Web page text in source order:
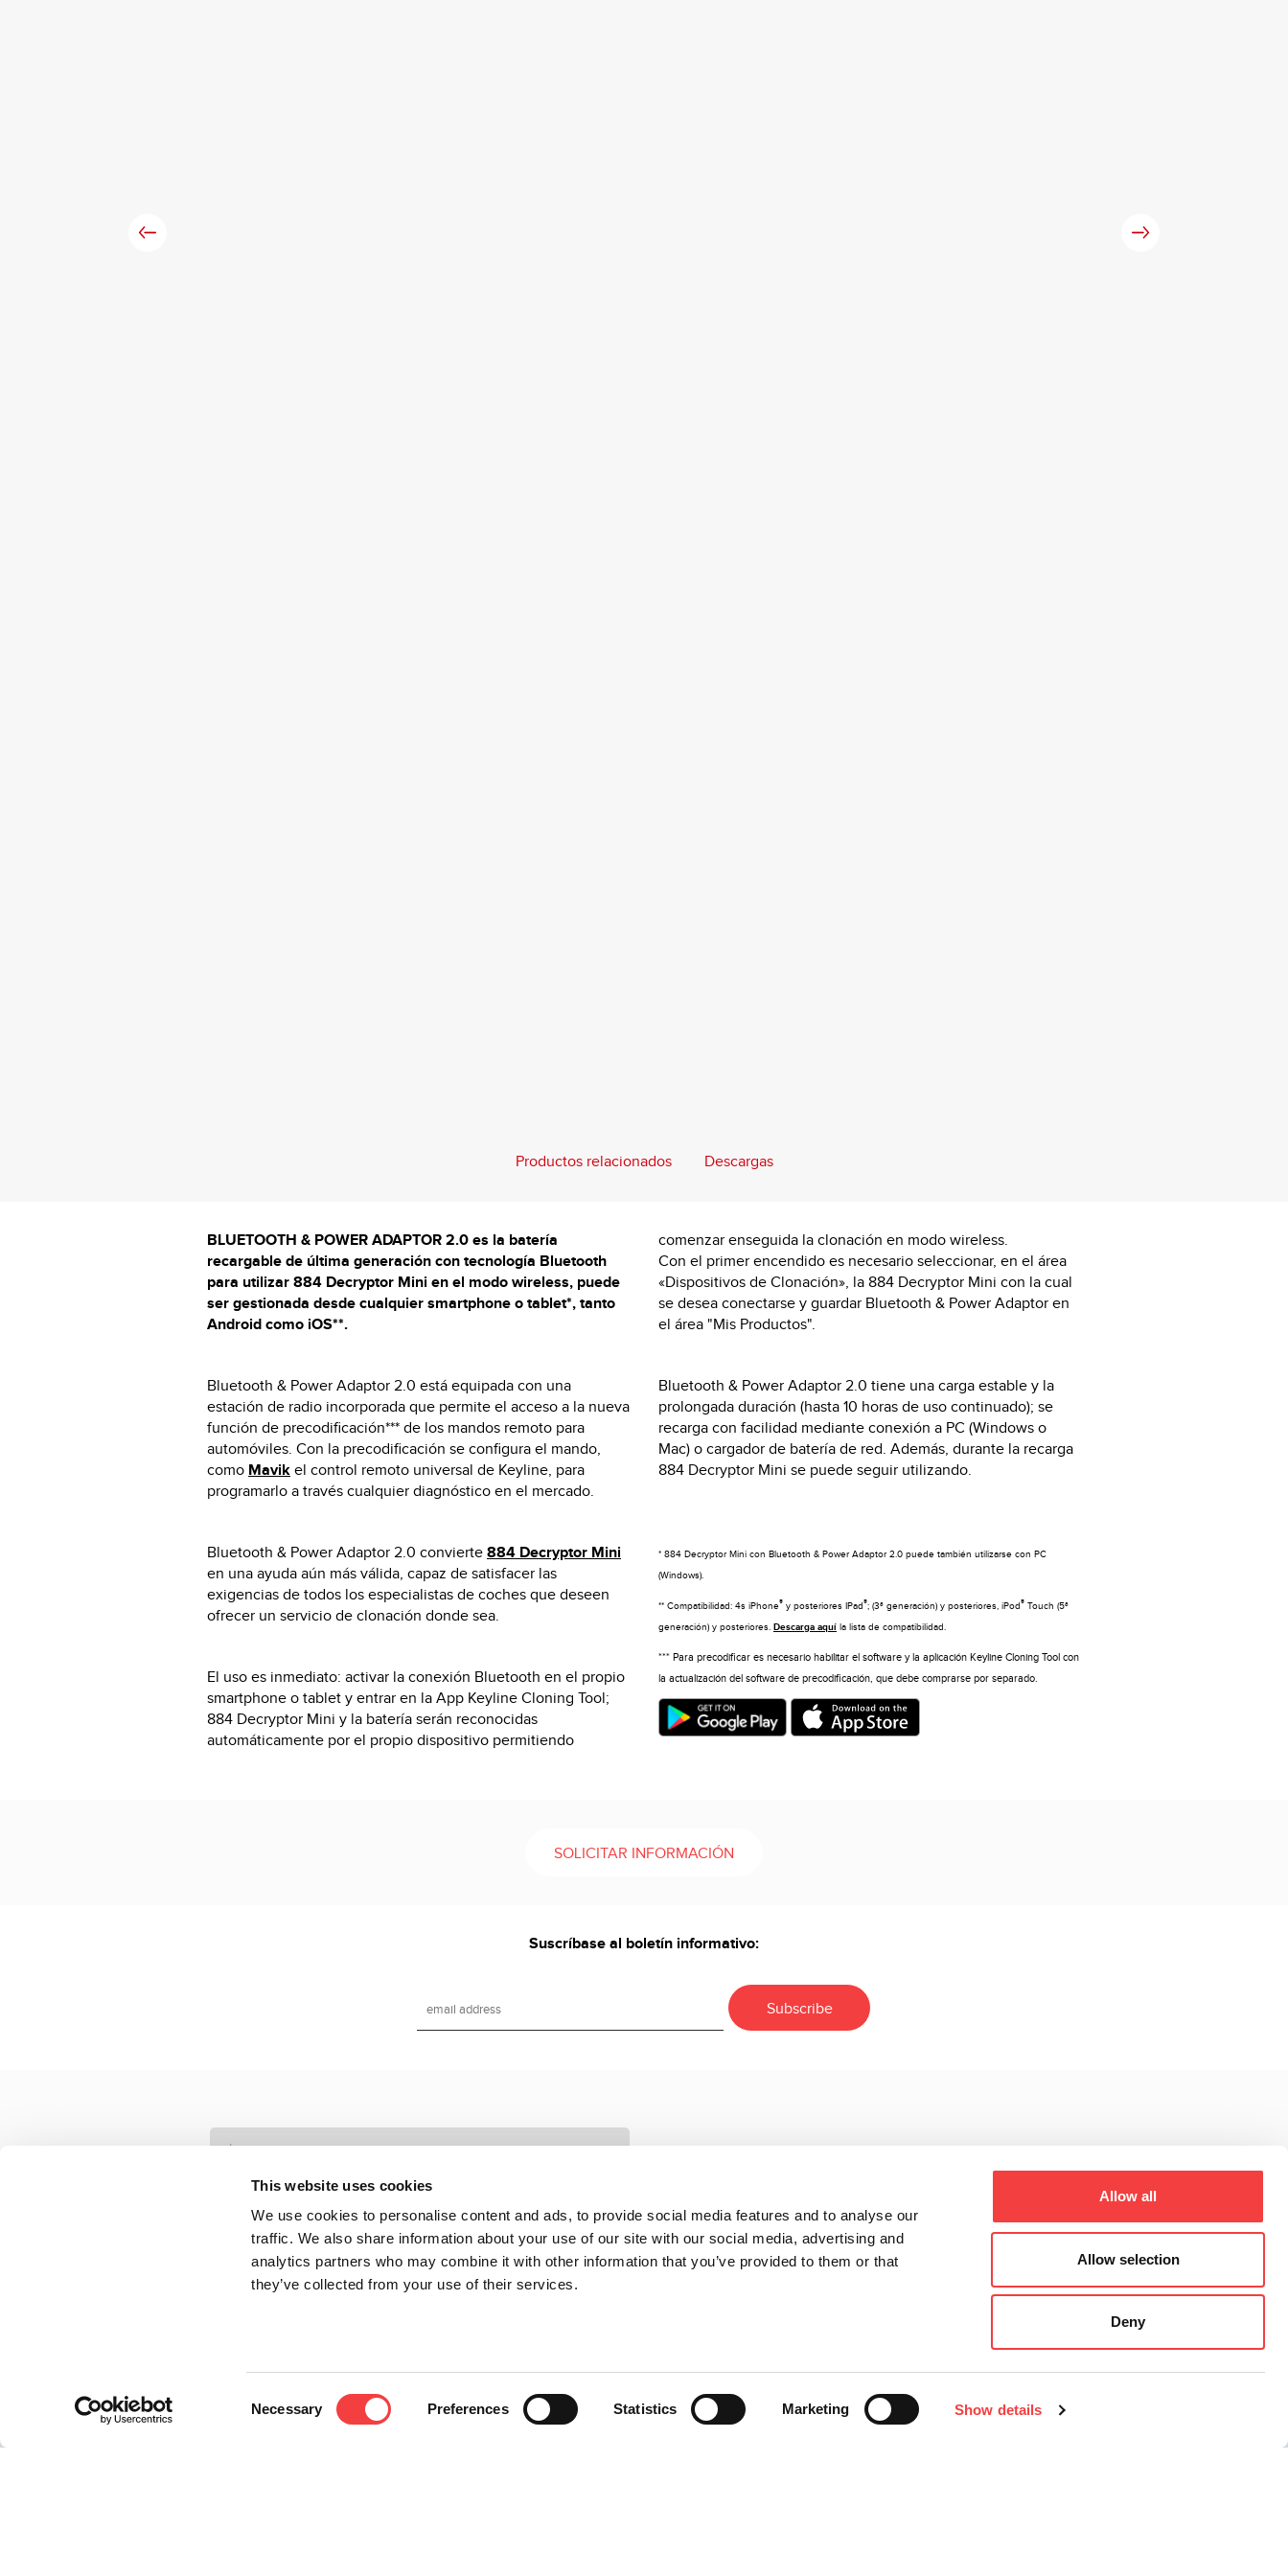
This website uses cookies
We use cookies to personalise content and ads, to provide social media features and to analyse our
traffic. We also share information about your use of our site with our social media, advertising and
analytics partners who may combine it with other information that you’ve provided to them or that
they’ve collected from your use of their services.
Necessary Preferences Statistics Marketing Show details
Allow all
Allow selection
Deny
Productos relacionados Descargas
BLUETOOTH & POWER ADAPTOR 2.0 es la batería
recargable de última generación con tecnología Bluetooth
para utilizar 884 Decryptor Mini en el modo wireless, puede
ser gestionada desde cualquier smartphone o tablet*, tanto
Android como iOS**.
Bluetooth & Power Adaptor 2.0 está equipada con una
estación de radio incorporada que permite el acceso a la nueva
función de precodificación*** de los mandos remoto para
automóviles. Con la precodificación se configura el mando,
como Mavik el control remoto universal de Keyline, para
programarlo a través cualquier diagnóstico en el mercado.
Bluetooth & Power Adaptor 2.0 convierte 884 Decryptor Mini
en una ayuda aún más válida, capaz de satisfacer las
exigencias de todos los especialistas de coches que deseen
ofrecer un servicio de clonación donde sea.
El uso es inmediato: activar la conexión Bluetooth en el propio
smartphone o tablet y entrar en la App Keyline Cloning Tool;
884 Decryptor Mini y la batería serán reconocidas
automáticamente por el propio dispositivo permitiendo
comenzar enseguida la clonación en modo wireless.
Con el primer encendido es necesario seleccionar, en el área
«Dispositivos de Clonación», la 884 Decryptor Mini con la cual
se desea conectarse y guardar Bluetooth & Power Adaptor en
el área "Mis Productos".
Bluetooth & Power Adaptor 2.0 tiene una carga estable y la
prolongada duración (hasta 10 horas de uso continuado); se
recarga con facilidad mediante conexión a PC (Windows o
Mac) o cargador de batería de red. Además, durante la recarga
884 Decryptor Mini se puede seguir utilizando.
* 884 Decryptor Mini con Bluetooth & Power Adaptor 2.0 puede también utilizarse con PC
(Windows).
** Compatibilidad: 4s iPhone® y posteriores IPad®; (3ª generación) y posteriores, iPod® Touch (5ª
generación) y posteriores. Descarga aquí la lista de compatibilidad.
*** Para precodificar es necesario habilitar el software y la aplicación Keyline Cloning Tool con
la actualización del software de precodificación, que debe comprarse por separado.
SOLICITAR INFORMACIÓN
Suscríbase al boletín informativo:
FOLLETO
DESCARGAR SOFTWARE - 64BIT VERSION
DOWNLOAD SOFTWARE - 32BIT VERSION